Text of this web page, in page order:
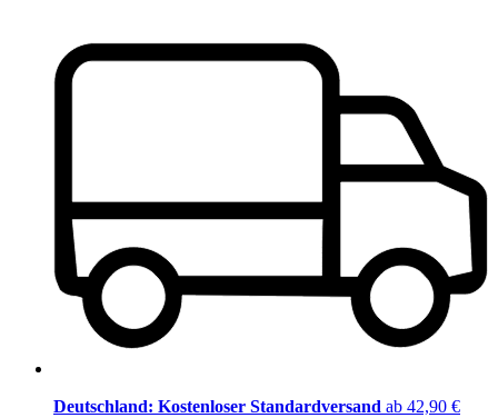
Deutschland: Kostenloser Standardversand ab 42,90 €